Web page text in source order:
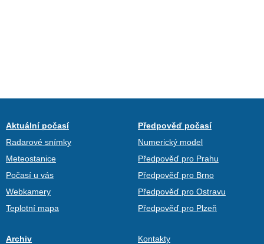
Aktuální počasí
Radarové snímky
Meteostanice
Počasí u vás
Webkamery
Teplotní mapa
Předpověď počasí
Numerický model
Předpověď pro Prahu
Předpověď pro Brno
Předpověď pro Ostravu
Předpověď pro Plzeň
Archiv Kontakty